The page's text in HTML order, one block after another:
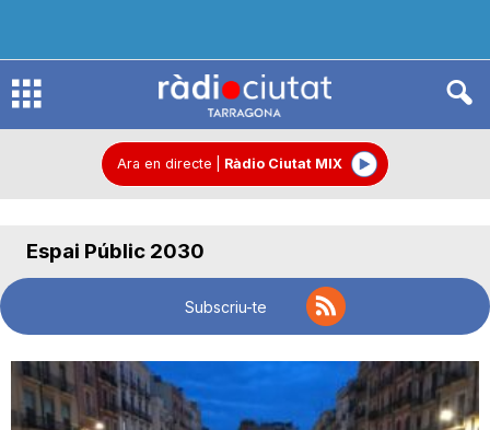
R
o
Ara en directe Ràdio Ciutat MIX
Espai Públic 2030
Subscriu-te